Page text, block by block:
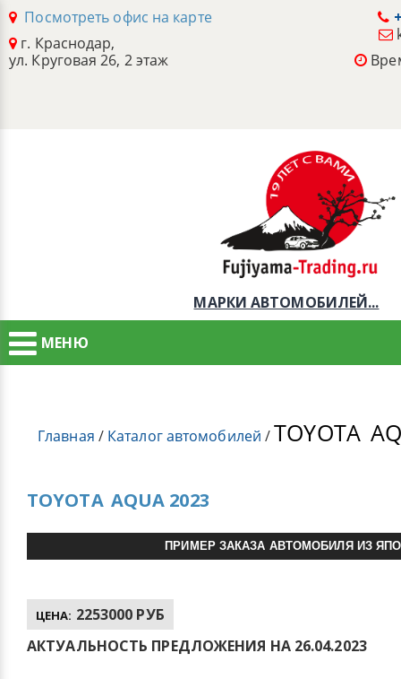
Посмотреть офис на карте
г. Краснодар,
ул. Круговая 26, 2 этаж
МАРКИ АВТОМОБИЛЕЙ...
МЕНЮ
Главная / Каталог автомобилей /TOYOTA
TOYOTA AQUA 2023
ПРИМЕР ЗАКАЗА АВТОМОБИЛЯ ИЗ
ЦЕНА: 2253000 РУБ
АКТУАЛЬНОСТЬ ПРЕДЛОЖЕНИЯ НА 26.04.2023